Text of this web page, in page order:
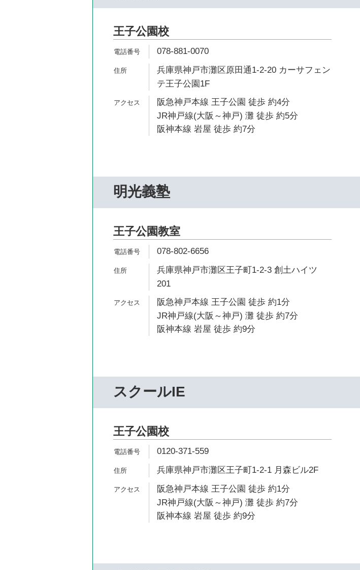
王子公園校
078-881-0070
兵庫県神戸市灘区原田通1-2-20 カーサフェン
テ王子公園1F
阪急神戸本線 王子公園 徒歩 約4分
JR神戸線(大阪～神戸) 灘 徒歩 約5分
阪神本線 岩屋 徒歩 約7分
明光義塾
王子公園教室
078-802-6656
兵庫県神戸市灘区王子町1-2-3 創土ハイツ
201
阪急神戸本線 王子公園 徒歩 約1分
JR神戸線(大阪～神戸) 灘 徒歩 約7分
阪神本線 岩屋 徒歩 約9分
スクールIE
王子公園校
0120-371-559
兵庫県神戸市灘区王子町1-2-1 月森ビル2F
阪急神戸本線 王子公園 徒歩 約1分
JR神戸線(大阪～神戸) 灘 徒歩 約7分
阪神本線 岩屋 徒歩 約9分